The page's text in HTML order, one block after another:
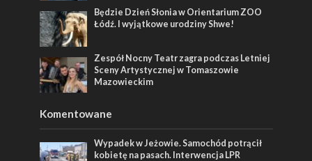
Będzie Dzień Słonia w Orientarium ZOO
Łódź. I wyjątkowe urodziny Shwe!
Zespół Nocny Teatr zagra podczas Letniej
Sceny Artystycznej w Tomaszowie
Mazowieckim
Komentowane
Wypadek w Jeżowie. Samochód potrącił
kobietę na pasach. Interwencja LPR